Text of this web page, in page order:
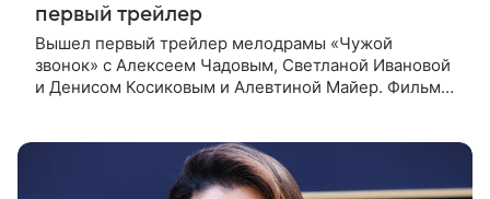
первый трейлер
Вышел первый трейлер мелодрамы «Чужой
звонок» с Алексеем Чадовым, Светланой Ивановой
и Денисом Косиковым и Алевтиной Майер. Фильм